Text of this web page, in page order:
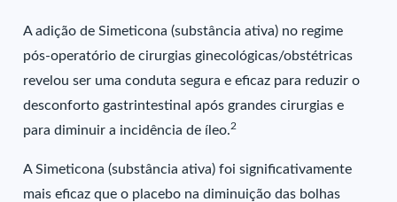
A adição de Simeticona (substância ativa) no regime
pós-operatório de cirurgias ginecológicas/obstétricas
revelou ser uma conduta segura e eficaz para reduzir o
desconforto gastrintestinal após grandes cirurgias e
para diminuir a incidência de íleo.2
A Simeticona (substância ativa) foi significativamente
mais eficaz que o placebo na diminuição das bolhas